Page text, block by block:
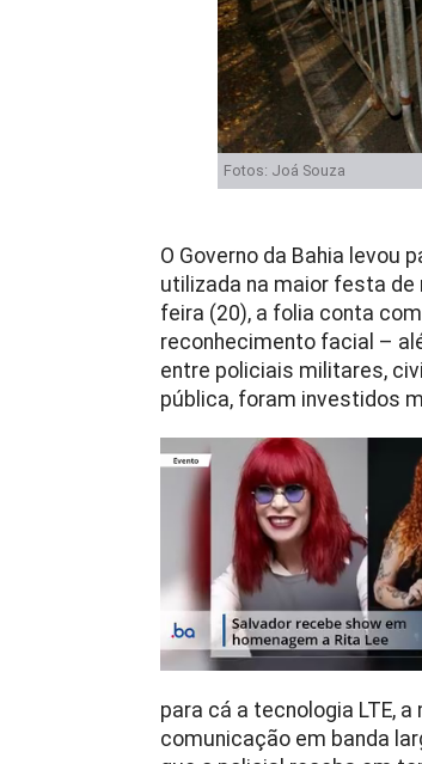
Fotos: Joá Souza
O Governo da Bahia levou
utilizada na maior festa de
feira (20), a folia conta
reconhecimento facial –
entre policiais militares,
pública, foram investidos
para cá a tecnologia LTE,
comunicação em banda